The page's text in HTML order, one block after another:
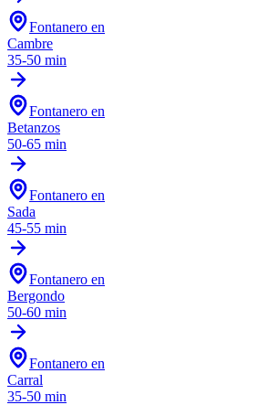
Fontanero en
Cambre
35-50 min
Fontanero en
Betanzos
50-65 min
Fontanero en
Sada
45-55 min
Fontanero en
Bergondo
50-60 min
Fontanero en
Carral
35-50 min